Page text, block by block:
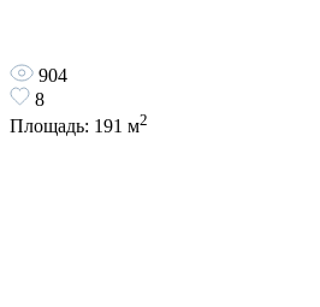
904
8
Площадь: 191 м2